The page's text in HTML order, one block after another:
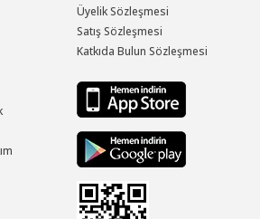
Üyelik Sözleşmesi
Satış Sözleşmesi
Katkıda Bulun Sözleşmesi